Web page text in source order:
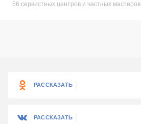
56 сервистных центров и частных мастеров
РАССКАЗАТЬ
РАССКАЗАТЬ